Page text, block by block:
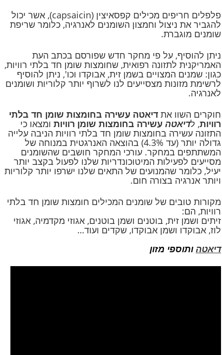
פלפלים חריפים מכילים קפסאיצין (capsaicin), אשר יכול
להגביר את ניצול וחמצון השומנים לאנרגיה, כלומר שריפת
שומנים מוגברת.
ניתן להוסיף, על פי מחקר חדש שפורסם בכתב העת
האמריקנית לתזונה רפואית, שחומצות שומן חד בלתי רוויות,
כגון: שמנים המצויים בשמן זית, אבוקדו וכו', ניתן להוסיף
לרשימת מזונות מצסייעים לנו לשרוף יותר קלוריות ושומנים
לאנרגיה.
חוקרים השוו את דיאטה עשירה בחומצות שומן חד בלתי
רוויות, לדיאטה עשירה בחומצות שומן רוויות ומצאו כי
התזונה עשירה בחומצות שומן חד בלתי רוויות הניבה עלייה
גדולה יותר (עד 4.3%) בהוצאה האנרגטית במנוחה של
המשתתפים במחקר. עורכי המחקר חושבים שהשומנים
מסייעים לפעילות המיטוכונדריות שלנו לפעול בקצב יותר
יעיל, כלומר שהמנועים של התאים שלנו ישרפו יותר קלוריות
ויותר אנרגיה בצורה חום.
מקורות טובים של שומנים המכילים חומצות שומן חד בלתי
רוויות, הם:
זיתים ושמן זית, בוטנים ושמן בוטנים, אגוזי מקדמיה, אגוזי
לוז, אבוקדו ושמן אבוקדו, שקדים ועוד…
דיאטה ותוספי מזון